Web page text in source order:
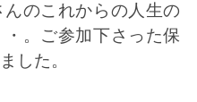
のこれからの人生の
。ご参加下さった保
した。